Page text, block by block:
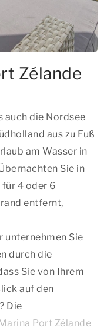
Zélande
auch die Nordsee
aus zu Fuß
am Wasser in
Sie in
4 oder 6
entfernt,
Sie
durch die
Sie von Ihrem
auf den
Die
Port Zélande